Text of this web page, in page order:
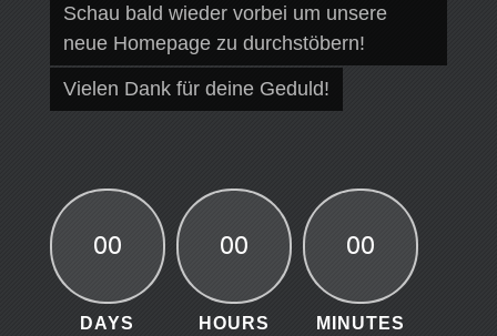
Schau bald wieder vorbei um unsere
neue Homepage zu durchstöbern!
Vielen Dank für deine Geduld!
00
DAYS
00
HOURS
00
MINUTES